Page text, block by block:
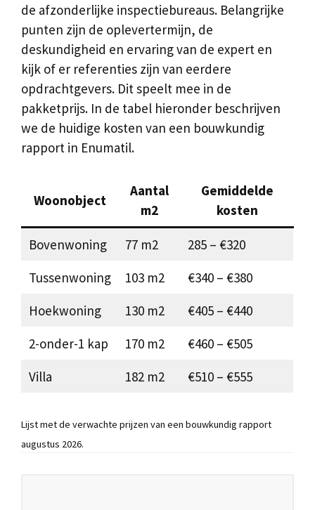
de afzonderlijke inspectiebureaus. Belangrijke
punten zijn de oplevertermijn, de
deskundigheid en ervaring van de expert en
kijk of er referenties zijn van eerdere
opdrachtgevers. Dit speelt mee in de
pakketprijs. In de tabel hieronder beschrijven
we de huidige kosten van een bouwkundig
rapport in Enumatil.
Woonobject
Aantal
m2
Gemiddelde
kosten
Bovenwoning 77 m2
285 – €320
Tussenwoning
103 m2
€340 – €380
Hoekwoning
130 m2
€405 – €440
2-onder-1 kap
170 m2
€460 – €505
Villa
182 m2 €510 – €555
Lijst met de verwachte prijzen van een bouwkundig rapport
augustus 2026.